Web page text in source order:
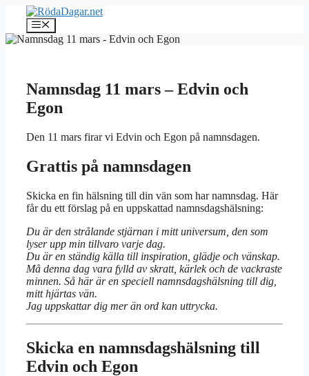
Hoppa
innehåll
Meny
Namnsdag 11 mars – Edvin och
Egon
Den 11 mars firar vi Edvin och Egon på namnsdagen.
Grattis på namnsdagen
Skicka en fin hälsning till din vän som har namnsdag. Här
får du ett förslag på en uppskattad namnsdagshälsning:
Du är den strålande stjärnan i mitt universum, den som
lyser upp min tillvaro varje dag.
Du är en ständig källa till inspiration, glädje och vänskap.
Må denna dag vara fylld av skratt, kärlek och de vackraste
minnen. Så här är en speciell namnsdagshälsning till dig,
mitt hjärtas vän.
Jag uppskattar dig mer än ord kan uttrycka.
Skicka en namnsdagshälsning till
Edvin och Egon